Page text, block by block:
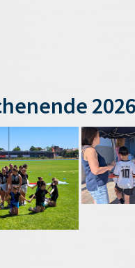
2026